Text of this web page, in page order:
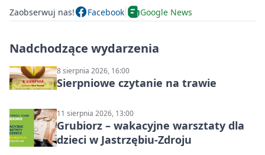
Zaobserwuj nas! Facebook Google News
Nadchodzące wydarzenia
8 sierpnia 2026, 16:00
Sierpniowe czytanie na trawie
11 sierpnia 2026, 13:00
Grubiorz – wakacyjne warsztaty dla
dzieci w Jastrzębiu-Zdroju